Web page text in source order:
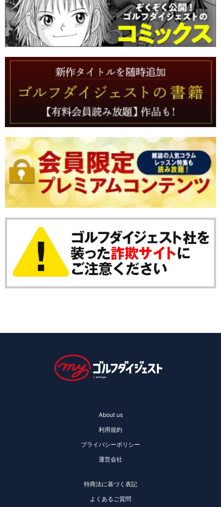
About us
利用規約
プライバシーポリシー
運営会社
特商法に基づく表記
よくあるご質問